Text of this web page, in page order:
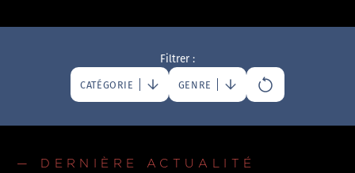
Filtrer :
CATÉGORIE GENRE
— DERNIÈRE ACTUALITÉ